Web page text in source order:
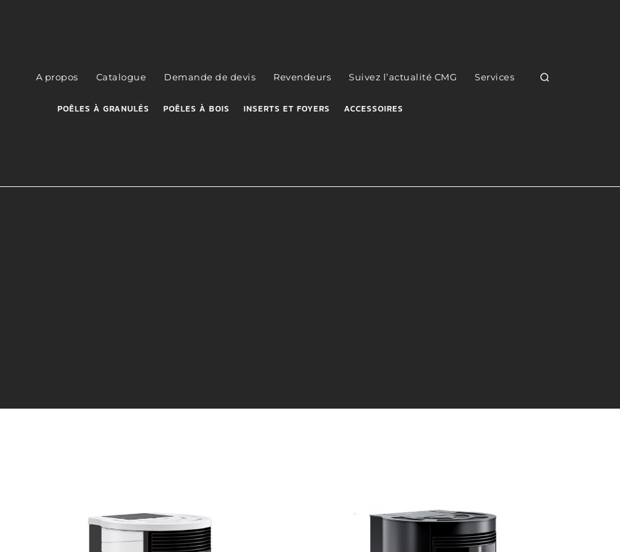
A propos Catalogue Demande de devis Revendeurs Suivez l’actualité CMG Services
POÊLES À GRANULÉS POÊLES À BOIS INSERTS ET FOYERS ACCESSOIRES